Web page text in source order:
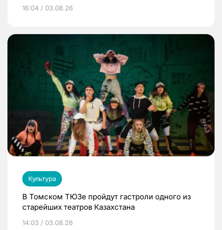
16:04 / 03.08.26
Культура
В Томском ТЮЗе пройдут гастроли одного из
старейших театров Казахстана
14:03 / 03.08.26